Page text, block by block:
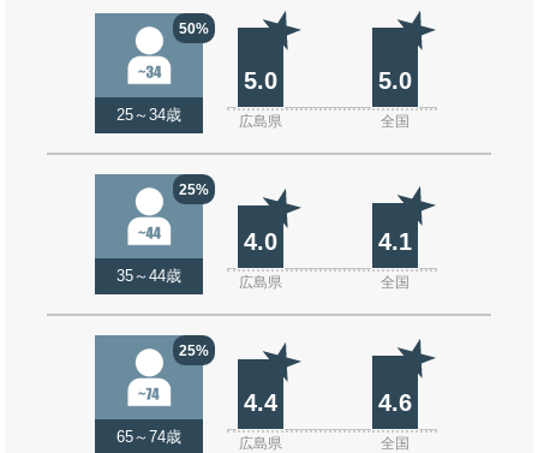
50%
25～34歳
5.0 5.0
広島県 全国
25%
35～44歳
4.0 4.1
広島県 全国
25%
65～74歳
4.4 4.6
広島県 全国